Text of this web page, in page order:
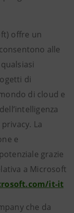
offre un
alle
di
di cloud e
La
e
grazie
a Microsoft
it-it
che da